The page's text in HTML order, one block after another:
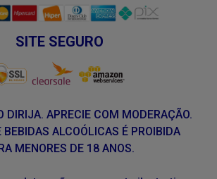
SITE SEGURO
DIRIJA. APRECIE COM MODERAÇÃO.
BEBIDAS ALCOÓLICAS É PROIBIDA
MENORES DE 18 ANOS.